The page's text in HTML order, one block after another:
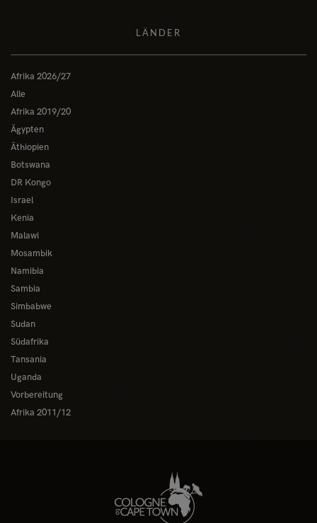
LÄNDER
Afrika 2026/27
Alle
Afrika 2019/20
Ägypten
Äthiopien
Botswana
DR Kongo
Israel
Kenia
Malawi
Mosambik
Namibia
Sambia
Simbabwe
Sudan
Südafrika
Tansania
Uganda
Vorbereitung
Afrika 2011/12